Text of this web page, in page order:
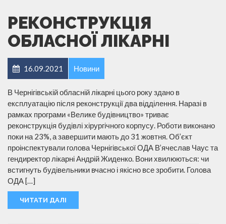
РЕКОНСТРУКЦІЯ
ОБЛАСНОЇ ЛІКАРНІ
16.09.2021 Новини
В Чернігівській обласній лікарні цього року здано в
експлуатацію після реконструкції два відділення. Наразі в
рамках програми «Велике будівництво» триває
реконструкція будівлі хірургічного корпусу. Роботи виконано
поки на 23%, а завершити мають до 31 жовтня. Об’єкт
проінспектували голова Чернігівської ОДА В’ячеслав Чаус та
гендиректор лікарні Андрій Жиденко. Вони хвилюються: чи
встигнуть будівельники вчасно і якісно все зробити. Голова
ОДА […]
ЧИТАТИ ДАЛІ